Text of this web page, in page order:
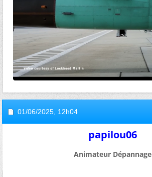
01/06/2025, 12h04
papilou06
Animateur Dépannage